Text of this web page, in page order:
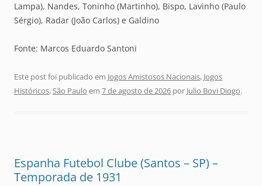
Lampa), Nandes, Toninho (Martinho), Bispo, Lavinho (Paulo
Sérgio), Radar (João Carlos) e Galdino
Fonte: Marcos Eduardo Santoni
Este post foi publicado em Jogos Amistosos Nacionais, Jogos
Históricos,São Paulo em 7 de agosto de 2026 por Julio Bovi Diogo.
Espanha Futebol Clube (Santos – SP) –
Temporada de 1931